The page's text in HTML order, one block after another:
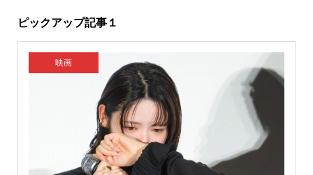
ピックアップ記事１
映画